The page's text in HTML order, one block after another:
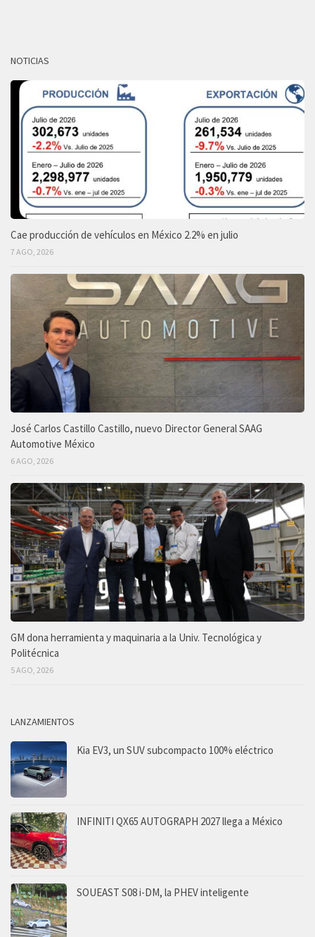
NOTICIAS
Cae producción de vehículos en México 2.2% en julio
7 AGO, 2026
José Carlos Castillo Castillo, nuevo Director General SAAG
Automotive México
6 AGO, 2026
GM dona herramienta y maquinaria a la Univ. Tecnológica y
Politécnica
5 AGO, 2026
LANZAMIENTOS
Kia EV3, un SUV subcompacto 100% eléctrico
INFINITI QX65 AUTOGRAPH 2027 llega a México
SOUEAST S08 i-DM, la PHEV inteligente